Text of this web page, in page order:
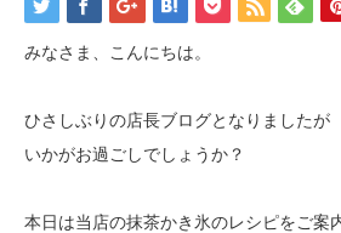
みなさま、こんにちは。
ひさしぶりの店長ブログとなりましたが
いかがお過ごしでしょうか？
本日は当店の抹茶かき氷のレシピをご案